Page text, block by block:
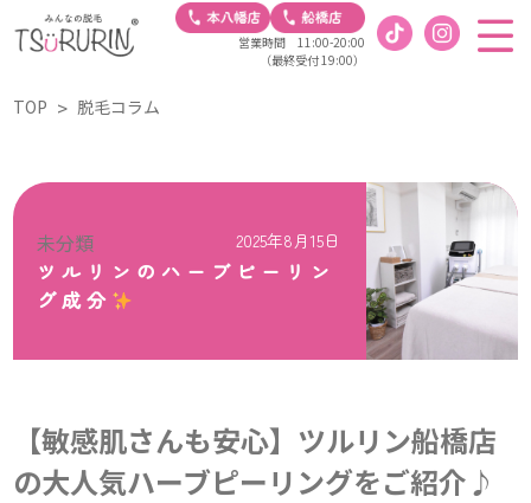
営業時間 11:00-20:00
（最終受付 19:00）
TOP 脱毛コラム
未分類 2025年8月15日
ツルリンのハーブピーリン
グ成分
【敏感肌さんも安心】ツルリン船橋店
の大人気ハーブピーリングをご紹介♪